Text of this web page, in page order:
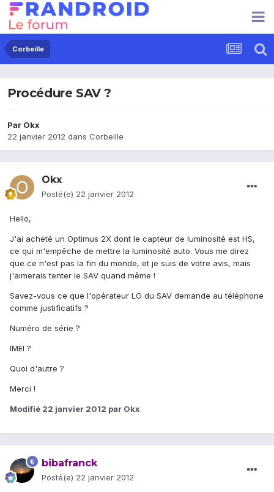
Corbeille
Procédure SAV ?
Par Okx
22 janvier 2012 dans Corbeille
Okx
Posté(e) 22 janvier 2012
Hello,
J'ai acheté un Optimus 2X dont le capteur de luminosité est HS,
ce qui m'empêche de mettre la luminosité auto. Vous me direz
que ce n'est pas la fin du monde, et je suis de votre avis, mais
j'aimerais tenter le SAV quand même !
Savez-vous ce que l'opérateur LG du SAV demande au téléphone
comme justificatifs ?
Numéro de série ?
IMEI ?
Quoi d'autre ?
Merci !
Modifié 22 janvier 2012 par Okx
bibafranck
Posté(e) 22 janvier 2012